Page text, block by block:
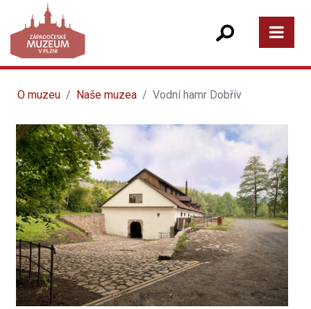
O muzeu Naše muzea Vodní hamr Dobřív